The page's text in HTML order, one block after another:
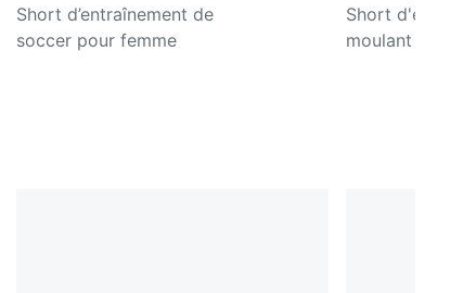
Short d’entraînement de
soccer pour femme
Short
moulant 6